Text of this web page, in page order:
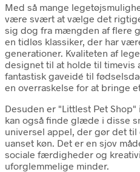
Med så mange
være svært at vælge det
sig dog fra mængden af flere
en tidløs klassiker, der har
generationer. Kvaliteten af
designet til at holde til timevis
fantastisk gaveidé til
en overraskelse for at bringe
Desuden er "Littlest Pet
kan også finde glæde i disse
universel appel, der gør det til
uanset køn. Det er en sjov
sociale færdigheder og
uforglemmelige minder.